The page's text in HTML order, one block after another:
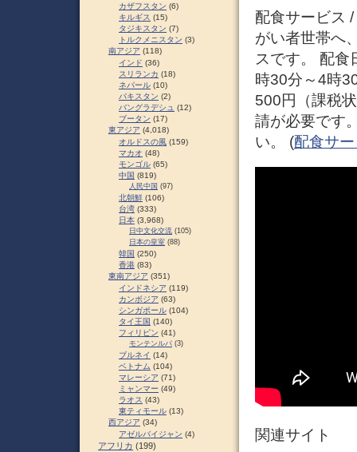
配食サービス
がい者世帯へ
スです。 配食
時30分～4時
500円（課税
請が必要です
い。 (配食サ
関連サイト
カザフスタン (6)
キルギス (15)
タジキスタン (7)
トルクメニスタン (3)
南アジア (118)
インド (36)
スリランカ (18)
ネパール (10)
パキスタン (2)
バングラデシュ (12)
ブータン (17)
東アジア (4,018)
オルドスの風 (159)
マカオ (48)
モンゴル (65)
中国 (819)
人民中国 (97)
北朝鮮 (106)
台湾 (333)
日本 (3,968)
日中文化交流 (105)
日本の皇室 (88)
韓国 (250)
香港 (83)
東南アジア (351)
インドネシア (119)
カンボジア (63)
シンガポール (104)
タイ王国 (140)
フィリピン (41)
モンテンルパ (3)
ブルネイ (14)
ベトナム (104)
マレーシア (71)
ミャンマー (49)
ラオス (43)
東ティモール (13)
西アジア (34)
アゼルバイジャン (4)
アフリカ (199)